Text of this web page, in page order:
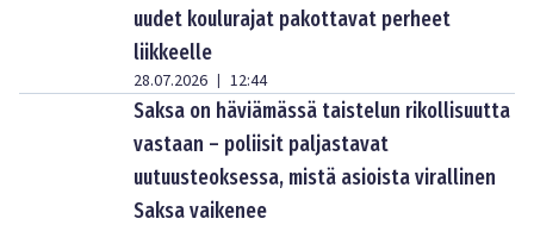
uudet koulurajat pakottavat perheet
liikkeelle
28.07.2026 | 12:44
Saksa on häviämässä taistelun rikollisuutta
vastaan – poliisit paljastavat
uutuusteoksessa, mistä asioista virallinen
Saksa vaikenee